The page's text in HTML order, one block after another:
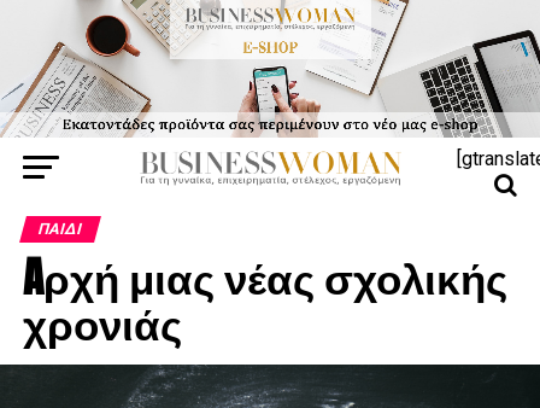
ΠΑΙΔΊ
Aρχή μιας νέας σχολικής
χρονιάς